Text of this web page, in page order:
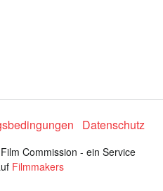
Datenschutz
Commission - ein Service
Filmmakers